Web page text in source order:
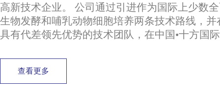
高新技术企业。 公司通过引进作为国际上少数
生物发酵和哺乳动物细胞培养两条技术路线，
具有代差领先优势的技术团队，在中国•十方国
查看更多